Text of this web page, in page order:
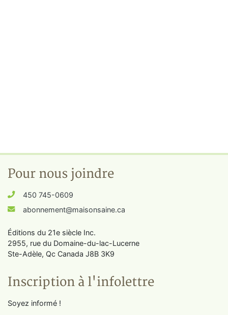
Pour nous joindre
450 745-0609
abonnement@maisonsaine.ca
Éditions du 21e siècle Inc.
2955, rue du Domaine-du-lac-Lucerne
Ste-Adèle, Qc Canada J8B 3K9
Inscription à l'infolettre
Soyez informé !